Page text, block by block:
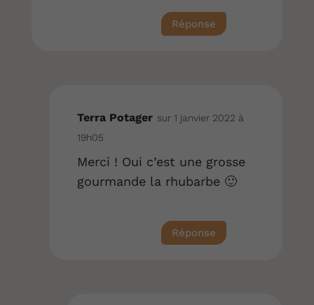
Réponse
Terra Potager sur 1 janvier 2022 à
19h05
Merci ! Oui c’est une grosse
gourmande la rhubarbe 🙂
Réponse